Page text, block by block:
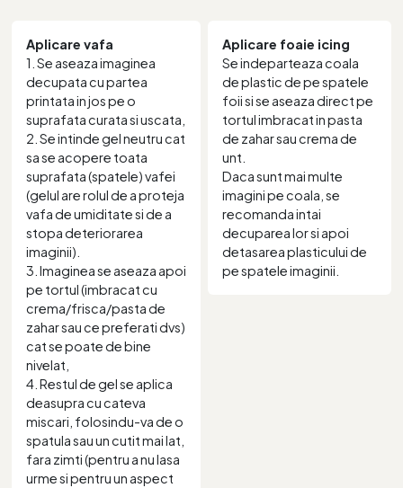
Aplicare vafa
1. Se aseaza imaginea
decupata cu partea
printata in jos pe o
suprafata curata si uscata,
2. Se intinde gel neutru cat
sa se acopere toata
suprafata (spatele) vafei
(gelul are rolul de a proteja
vafa de umiditate si de a
stopa deteriorarea
imaginii).
3. Imaginea se aseaza apoi
pe tortul (imbracat cu
crema/frisca/pasta de
zahar sau ce preferati dvs)
cat se poate de bine
nivelat,
4. Restul de gel se aplica
deasupra cu cateva
miscari, folosindu-va de o
spatula sau un cutit mai lat,
fara zimti (pentru a nu lasa
urme si pentru un aspect
Aplicare foaie icing
Se indeparteaza coala
de plastic de pe spatele
foii si se aseaza direct pe
tortul imbracat in pasta
de zahar sau crema de
unt.
Daca sunt mai multe
imagini pe coala, se
recomanda intai
decuparea lor si apoi
detasarea plasticului de
pe spatele imaginii.